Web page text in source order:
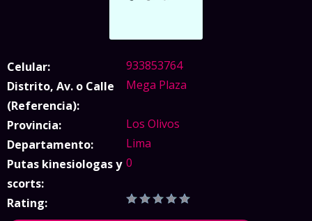
Celular:
933853764
Distrito, Av. o Calle
(Referencia):
Mega Plaza
Provincia:
Los Olivos
Departamento:
Lima
Putas kinesiologas y
scorts:
0
Rating: